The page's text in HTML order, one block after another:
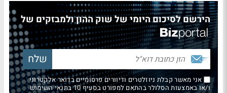
הירשם לסיכום היומי של שוק ההון ולמבזקים של
אני מאשר קבלת ניוזלטרים ודיוורים פרסומיים בדואר אלקטרוני
ו/או באמצעות הסלולר בהתאם למפורט בסעיף 10 בתנאי השימוש